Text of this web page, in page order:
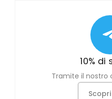
10% di
Tramite il nostro